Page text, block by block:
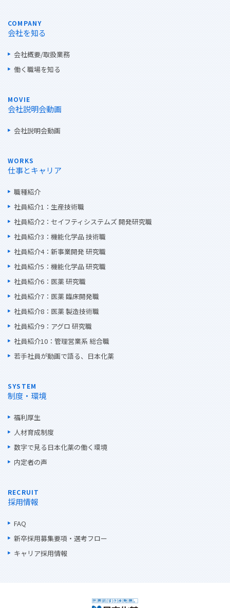
COMPANY
会社を知る
会社概要/取扱業務
働く職場を知る
MOVIE
会社説明会動画
会社説明会動画
WORKS
仕事とキャリア
職種紹介
社員紹介1：生産技術職
社員紹介2：セイフティシステムズ 開発研究職
社員紹介3：機能化学品 技術職
社員紹介4：新事業開発 研究職
社員紹介5：機能化学品 研究職
社員紹介6：医薬 研究職
社員紹介7：医薬 臨床開発職
社員紹介8：医薬 製造技術職
社員紹介9：アグロ 研究職
社員紹介10：管理営業系 総合職
若手社員が動画で語る、日本化薬
SYSTEM
制度・環境
福利厚生
人材育成制度
数字で見る日本化薬の働く環境
内定者の声
RECRUIT
採用情報
FAQ
新卒採用募集要項・選考フロー
キャリア採用情報